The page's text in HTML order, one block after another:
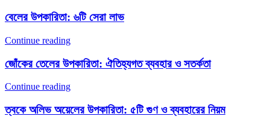
বেলের উপকারিতা: ৬টি সেরা লাভ
Continue reading
জোঁকের তেলের উপকারিতা: ঐতিহ্যগত ব্যবহার ও সতর্কতা
Continue reading
ত্বকে অলিভ অয়েলের উপকারিতা: ৫টি গুণ ও ব্যবহারের নিয়ম